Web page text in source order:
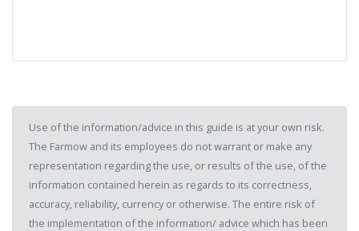
Use of the information/advice in this guide is at your own risk.
The Farmow and its employees do not warrant or make any
representation regarding the use, or results of the use, of the
information contained herein as regards to its correctness,
accuracy, reliability, currency or otherwise. The entire risk of
the implementation of the information/ advice which has been